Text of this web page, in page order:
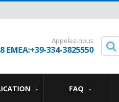
Appelez-nous
EMEA:+39-334-3825550
FAQ